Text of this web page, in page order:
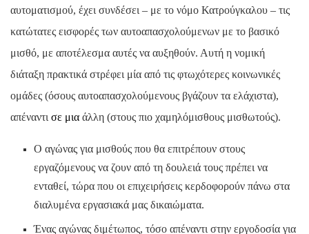
αυτοματισμού, έχει συνδέσει – με το νόμο Κατρούγκαλου – τις
κατώτατες εισφορές των αυτοαπασχολούμενων με το βασικό
μισθό, με αποτέλεσμα αυτές να αυξηθούν. Αυτή η νομική
διάταξη πρακτικά στρέφει μία από τις φτωχότερες κοινωνικές
ομάδες (όσους αυτοαπασχολούμενους βγάζουν τα ελάχιστα),
απέναντι σε μια άλλη (στους πιο χαμηλόμισθους μισθωτούς).
Ο αγώνας για μισθούς που θα επιτρέπουν στους
εργαζόμενους να ζουν από τη δουλειά τους πρέπει να
ενταθεί, τώρα που οι επιχειρήσεις κερδοφορούν πάνω στα
διαλυμένα εργασιακά μας δικαιώματα.
Ένας αγώνας διμέτωπος, τόσο απέναντι στην εργοδοσία για